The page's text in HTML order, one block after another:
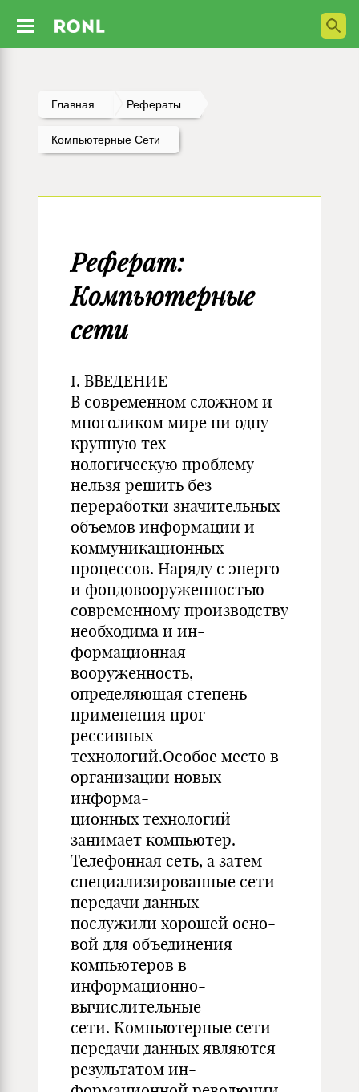
Главная Рефераты
Компьютерные Сети
Реферат:
Компьютерные
сети
I. ВВЕДЕНИЕ
В современном сложном и
многоликом мире ни одну
крупную тех-
нологическую проблему
нельзя решить без
переработки значительных
объемов информации и
коммуникационных
процессов. Наряду с энерго
и фондовооруженностью
современному производству
необходима и ин-
формационная
вооруженность,
определяющая степень
применения прог-
рессивных
технологий.Особое место в
организации новых
информа-
ционных технологий
занимает компьютер.
Телефонная сеть, а затем
специализированные сети
передачи данных
послужили хорошей осно-
вой для объединения
компьютеров в
информационно-
вычислительные
сети. Компьютерные сети
передачи данных являются
результатом ин-